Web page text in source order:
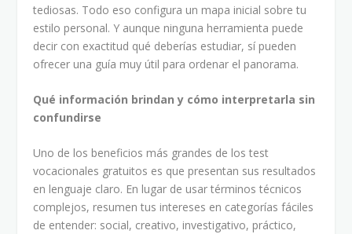
tediosas. Todo eso configura un mapa inicial sobre tu
estilo personal. Y aunque ninguna herramienta puede
decir con exactitud qué deberías estudiar, sí pueden
ofrecer una guía muy útil para ordenar el panorama.
Qué información brindan y cómo interpretarla sin
confundirse
Uno de los beneficios más grandes de los test
vocacionales gratuitos es que presentan sus resultados
en lenguaje claro. En lugar de usar términos técnicos
complejos, resumen tus intereses en categorías fáciles
de entender: social, creativo, investigativo, práctico,